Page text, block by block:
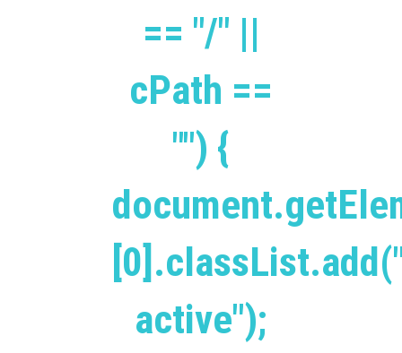
== "/" ||
cPath ==
"") {
active");